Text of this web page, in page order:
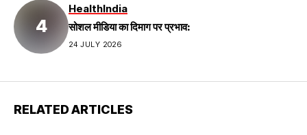
HealthIndia
सोशल मीडिया का दिमाग पर प्रभाव:
24 JULY 2026
RELATED ARTICLES